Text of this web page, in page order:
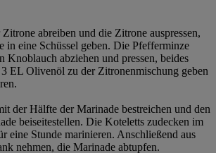
abreiben und die Zitrone auspressen,
in eine Schüssel geben. Die Pfefferminze
Knoblauch abziehen und pressen, beides
EL Olivenöl zu der Zitronenmischung geben
der Hälfte der Marinade bestreichen und den
beiseitestellen. Die Koteletts zudecken im
eine Stunde marinieren. Anschließend aus
nehmen, die Marinade abtupfen.